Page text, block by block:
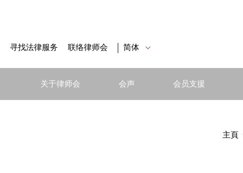
寻找法律服务 联络律师会 简体
关于律师会 会声 会员支援
主頁